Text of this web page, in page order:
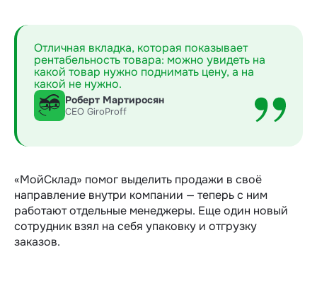
Отличная вкладка, которая показывает
рентабельность товара: можно увидеть на
какой товар нужно поднимать цену, а на
какой не нужно.
Роберт Мартиросян
СЕО GiroProff
«МойСклад» помог выделить продажи в своё
направление внутри компании — теперь с ним
работают отдельные менеджеры. Еще один новый
сотрудник взял на себя упаковку и отгрузку
заказов.